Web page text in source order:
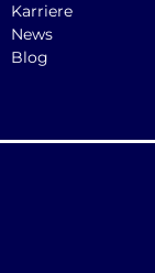
Karriere
News
Blog